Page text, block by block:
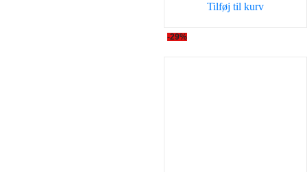
69,00 kr..
Tilføj til kurv
-29%